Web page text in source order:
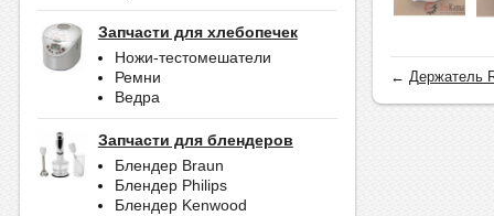
Запчасти для хлебопечек
Ножи-тестомешатели
Ремни
Ведра
Запчасти для блендеров
Блендер Braun
Блендер Philips
Блендер Kenwood
← Держатель